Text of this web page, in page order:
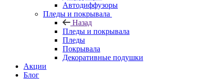
Автодиффузоры
Пледы и покрывала
Назад
Пледы и покрывала
Пледы
Покрывала
Декоративные подушки
Акции
Блог